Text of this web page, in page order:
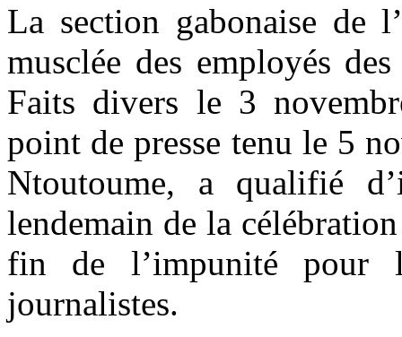
La section gabonaise de
musclée des employés
Faits divers le 3
point de presse tenu le 5
Ntoutoume, a qualifié
lendemain de la
fin de l’impunité pour
journalistes.